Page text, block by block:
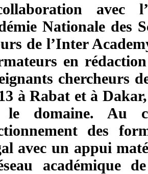
avec
Nationale des
de l’Inter
en
chercheurs
à Rabat et à
le domaine. Au
des
avec un appui
académique